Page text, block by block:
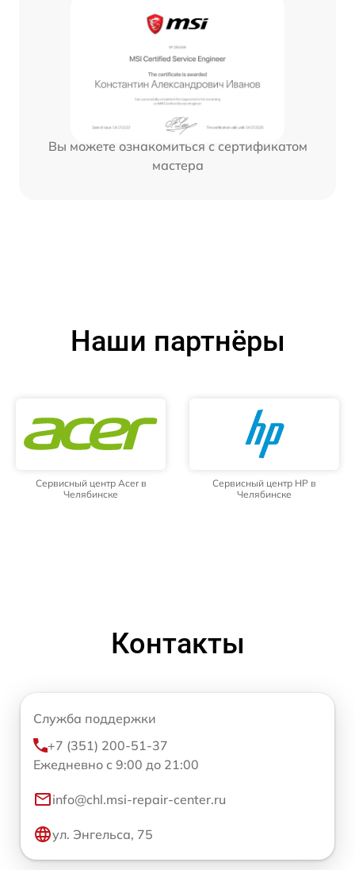
Вы можете ознакомиться с сертификатом
мастера
Наши партнёры
Сервисный центр Acer в
Челябинске
Сервисный центр HP в
Челябинске
Контакты
Служба поддержки
+7 (351) 200-51-37
Ежедневно с 9:00 до 21:00
info@chl.msi-repair-center.ru
ул. Энгельса, 75